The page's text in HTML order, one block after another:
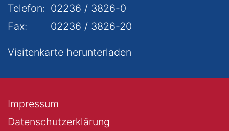
Telefon: 02236 / 3826-0
Fax:
02236 / 3826-20
Visitenkarte herunterladen
Datenschutzerklärung
Impressum